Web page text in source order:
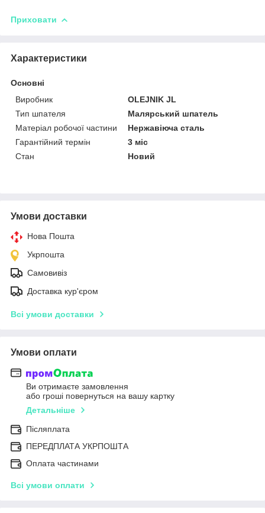
Приховати
Характеристики
Основні
Виробник
OLEJNIK JL
Тип шпателя
Малярський шпатель
Матеріал робочої частини
Нержавіюча сталь
Гарантійний термін
3 міс
Стан
Новий
Умови доставки
Нова Пошта
Укрпошта
Самовивіз
Доставка кур'єром
Всі умови доставки
Умови оплати
Ви отримаєте замовлення
або гроші повернуться на вашу картку
Детальніше
Післяплата
ПЕРЕДПЛАТА УКРПОШТА
Оплата частинами
Всі умови оплати